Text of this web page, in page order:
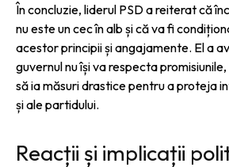
În concluzie, liderul PSD a reiterat că
nu este un cec în alb și că va fi
acestor principii și angajamente. El a
guvernul nu își va respecta
să ia măsuri drastice pentru a proteja
și ale partidului.
Reacții și implicații